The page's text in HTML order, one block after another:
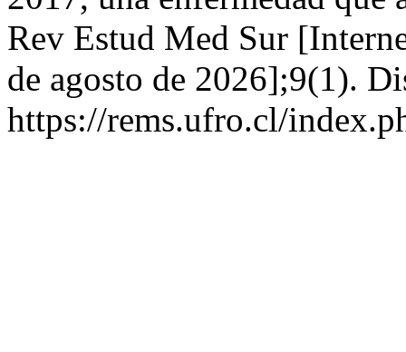
Rev Estud Med Sur
de agosto de 2026];9(1).
https://rems.ufro.cl/